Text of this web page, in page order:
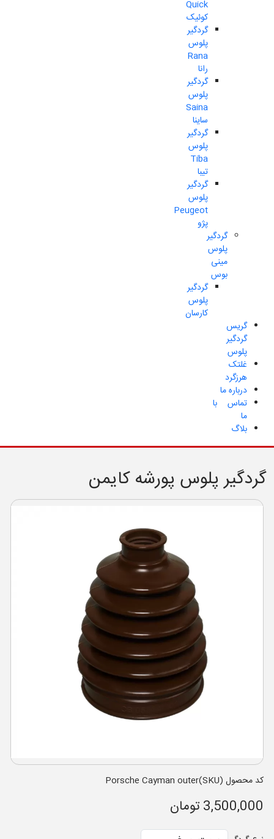
Quick
کوئیک
گردگیر
پلوس
Rana
رانا
گردگیر
پلوس
Saina
ساینا
گردگیر
پلوس
Tiba
تیبا
گردگیر
پلوس
Peugeot
پژو
گردگیر
پلوس
مینی
بوس
گردگیر
پلوس
کارسان
گریس
گردگیر
پلوس
غلتک
هرزگرد
درباره ما
تماس با
ما
بلاگ
گردگیر پلوس پورشه کایمن
کد محصول (SKU)Porsche Cayman outer
3,500,000 تومان